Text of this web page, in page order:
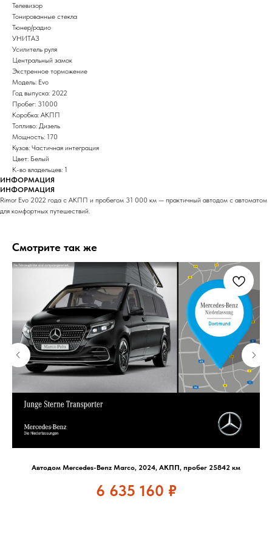
Телевизор
Тонированные стекла
Тюнер/радио
УНИТАЗ
Усилитель руля
Центральный замок
Экстренное торможение
Модель: Evo
Год выпуска: 2022
Пробег: 31000
Коробка: АКПП
Топливо: Дизель
Мощность: 170
Кузов: Частичная интеграция
Цвет: Белый
К-во владельцев: 1
ИНФОРМАЦИЯ
ИНФОРМАЦИЯ
Rimor Evo 2022 года с АКПП и пробегом 31 000 км — практичный автодом с автоматом
для комфортных путешествий.
Смотрите так же
Автодом Mercedes-Benz Marco, 2024, АКПП, пробег 25842 км
6 635 160 ₽